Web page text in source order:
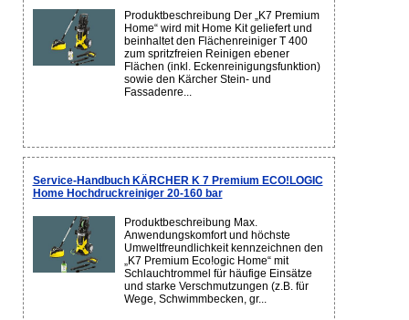
Produktbeschreibung Der „K7 Premium
Home“ wird mit Home Kit geliefert und
beinhaltet den Flächenreiniger T 400
zum spritzfreien Reinigen ebener
Flächen (inkl. Eckenreinigungsfunktion)
sowie den Kärcher Stein- und
Fassadenre...
Service-Handbuch KÄRCHER K 7 Premium ECO!LOGIC
Home Hochdruckreiniger 20-160 bar
Produktbeschreibung Max.
Anwendungskomfort und höchste
Umweltfreundlichkeit kennzeichnen den
„K7 Premium Eco!ogic Home“ mit
Schlauchtrommel für häufige Einsätze
und starke Verschmutzungen (z.B. für
Wege, Schwimmbecken, gr...